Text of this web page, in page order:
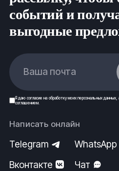
стандартам (ГОСТ) и
ООО Ферус, г.Салехард.
событий и
выгодные
Ваша почта
Я даю согласие на обработку моих персональных данных
соглашением.
Написать онлайн
Telegram
WhatsApp
Вконтакте
Чат